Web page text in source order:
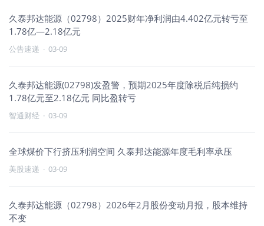
久泰邦达能源（02798）2025财年净利润由4.402亿元转亏至
1.78亿—2.18亿元
公告速递 · 03-09
久泰邦达能源(02798)发盈警，预期2025年度除税后纯损约
1.78亿元至2.18亿元 同比盈转亏
智通财经 · 03-09
全球煤价下行挤压利润空间 久泰邦达能源年度毛利率承压
美股速递 · 03-09
久泰邦达能源（02798）2026年2月股份变动月报，股本维持
不变